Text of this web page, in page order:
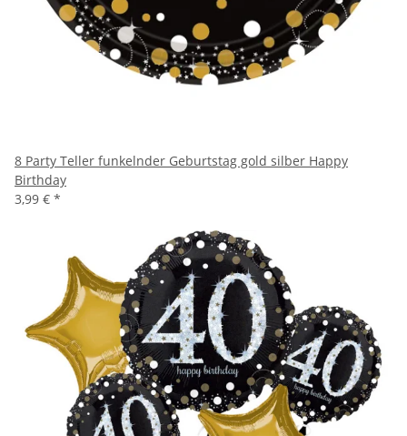
8 Party Teller funkelnder Geburtstag gold silber Happy
Birthday
3,99 € *